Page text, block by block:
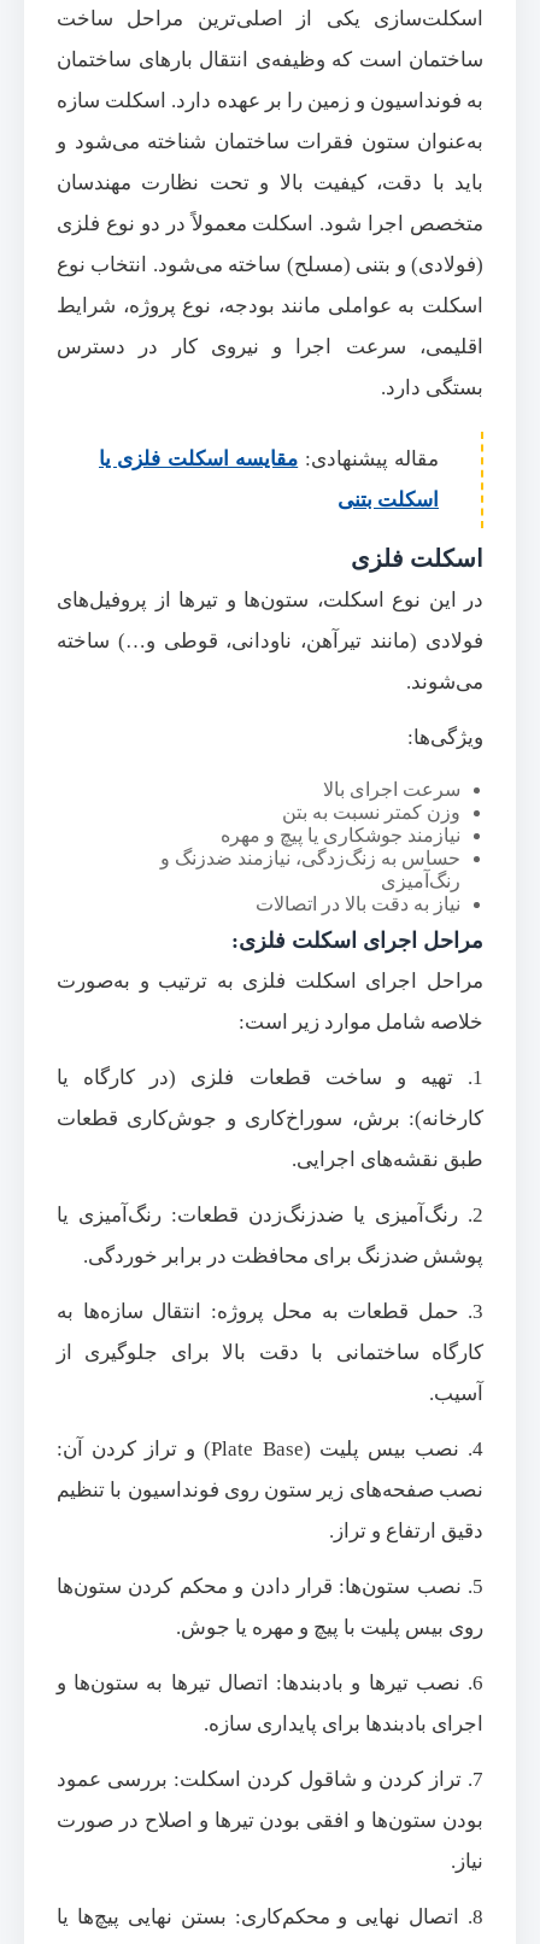
اسکلت‌سازی یکی از اصلی‌ترین مراحل ساخت
ساختمان است که وظیفه‌ی انتقال بارهای ساختمان
به فونداسیون و زمین را بر عهده دارد. اسکلت سازه
به‌عنوان ستون فقرات ساختمان شناخته می‌شود و
باید با دقت، کیفیت بالا و تحت نظارت مهندسان
متخصص اجرا شود. اسکلت معمولاً در دو نوع فلزی
(فولادی) و بتنی (مسلح) ساخته می‌شود. انتخاب نوع
اسکلت به عواملی مانند بودجه، نوع پروژه، شرایط
اقلیمی، سرعت اجرا و نیروی کار در دسترس
بستگی دارد.
مقاله پیشنهادی: مقایسه اسکلت فلزی یا
اسکلت بتنی
اسکلت فلزی
در این نوع اسکلت، ستون‌ها و تیرها از پروفیل‌های
فولادی (مانند تیرآهن، ناودانی، قوطی و…‌) ساخته
می‌شوند.
ویژگی‌ها:
سرعت اجرای بالا
وزن کمتر نسبت به بتن
نیازمند جوشکاری یا پیچ و مهره
حساس به زنگ‌زدگی، نیازمند ضدزنگ و
رنگ‌آمیزی
نیاز به دقت بالا در اتصالات
مراحل اجرای اسکلت فلزی:
مراحل اجرای اسکلت فلزی به ترتیب و به‌صورت
خلاصه شامل موارد زیر است:
1. تهیه و ساخت قطعات فلزی (در کارگاه یا
کارخانه): برش، سوراخ‌کاری و جوش‌کاری قطعات
طبق نقشه‌های اجرایی.
2. رنگ‌آمیزی یا ضدزنگ‌زدن قطعات: رنگ‌آمیزی یا
پوشش ضدزنگ برای محافظت در برابر خوردگی.
3. حمل قطعات به محل پروژه: انتقال سازه‌ها به
کارگاه ساختمانی با دقت بالا برای جلوگیری از
آسیب.
4. نصب بیس پلیت (Plate Base) و تراز کردن آن:
نصب صفحه‌های زیر ستون روی فونداسیون با تنظیم
دقیق ارتفاع و تراز.
5. نصب ستون‌ها: قرار دادن و محکم کردن ستون‌ها
روی بیس پلیت با پیچ و مهره یا جوش.
6. نصب تیرها و بادبندها: اتصال تیرها به ستون‌ها و
اجرای بادبندها برای پایداری سازه.
7. تراز کردن و شاقول کردن اسکلت: بررسی عمود
بودن ستون‌ها و افقی بودن تیرها و اصلاح در صورت
نیاز.
8. اتصال نهایی و محکم‌کاری: بستن نهایی پیچ‌ها یا